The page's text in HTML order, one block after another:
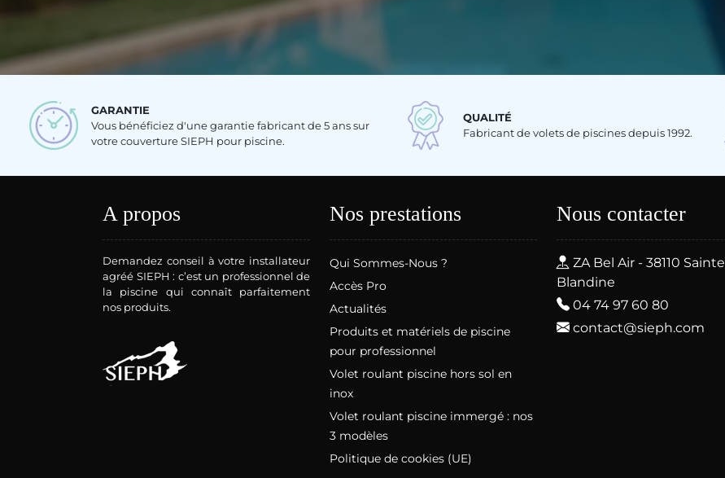
GARANTIE
Vous bénéficiez d'une garantie fabricant de 5 ans sur
votre couverture SIEPH pour piscine.
QUALITÉ
Fabricant de volets de piscines depuis 1992.
A propos
Demandez conseil à votre installateur
agréé SIEPH : c’est un professionnel de
la piscine qui connaît parfaitement
nos produits.
Nos prestations
Qui Sommes-Nous ?
Accès Pro
Actualités
Produits et matériels de piscine
pour professionnel
Volet roulant piscine hors sol en
inox
Volet roulant piscine immergé : nos
3 modèles
Politique de cookies (UE)
Nous contacter
ZA Bel Air - 38110 Sainte
Blandine
04 74 97 60 80
contact@sieph.com